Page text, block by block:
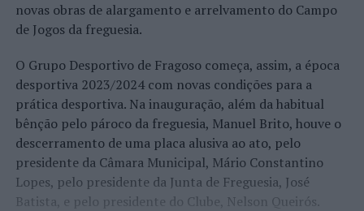
novas obras de alargamento e arrelvamento do Campo
de Jogos da freguesia.
O Grupo Desportivo de Fragoso começa, assim, a época
desportiva 2023/2024 com novas condições para a
prática desportiva. Na inauguração, além da habitual
bênção pelo pároco da freguesia, Manuel Brito, houve o
descerramento de uma placa alusiva ao ato, pelo
presidente da Câmara Municipal, Mário Constantino
Lopes, pelo presidente da Junta de Freguesia, José
Batista, e pelo presidente do Clube, Nelson Queirós.